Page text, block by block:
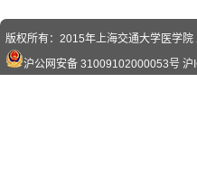
版权所有：2015年上海交通大学医学
沪公网安备 31009102000053号 沪